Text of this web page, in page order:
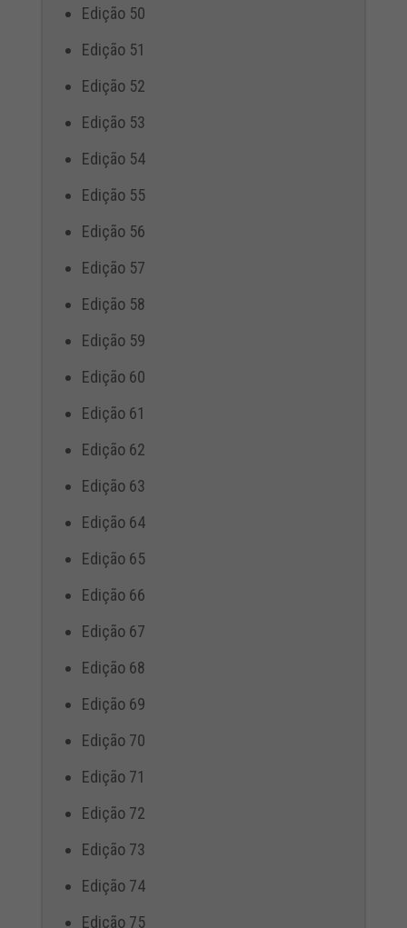
Edição 50
Edição 51
Edição 52
Edição 53
Edição 54
Edição 55
Edição 56
Edição 57
Edição 58
Edição 59
Edição 60
Edição 61
Edição 62
Edição 63
Edição 64
Edição 65
Edição 66
Edição 67
Edição 68
Edição 69
Edição 70
Edição 71
Edição 72
Edição 73
Edição 74
Edição 75